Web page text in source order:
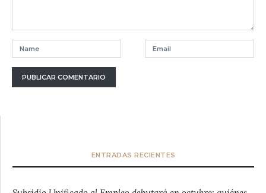
ENTRADAS RECIENTES